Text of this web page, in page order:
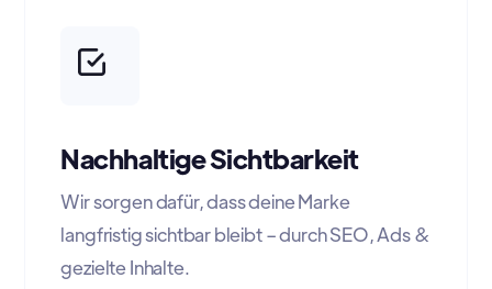
Nachhaltige Sichtbarkeit
Wir sorgen dafür, dass deine Marke
langfristig sichtbar bleibt – durch SEO, Ads &
gezielte Inhalte.